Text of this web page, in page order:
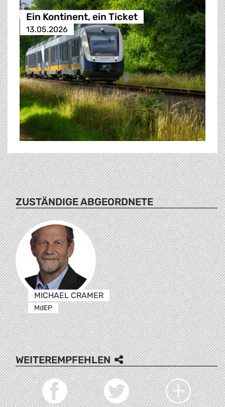
Ein Kontinent, ein Ticket
13.05.2026
ZUSTÄNDIGE ABGEORDNETE
MICHAEL CRAMER
MdEP
WEITEREMPFEHLEN